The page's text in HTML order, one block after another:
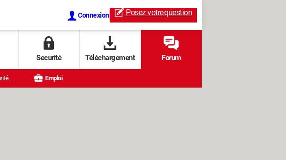
Connexion Posez votrequestion
Securité Téléchargement Forum
Emploi